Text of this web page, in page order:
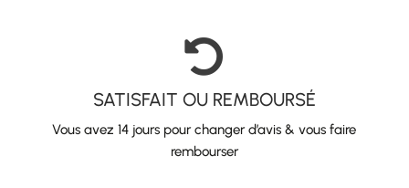

SATISFAIT OU REMBOURSÉ
Vous avez 14 jours pour changer d’avis & vous faire
rembourser